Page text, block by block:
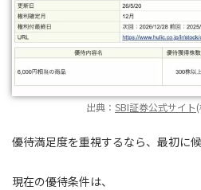
出典： SBI証券公式サイト
優待満足度を重視するなら、最初に
現在の優待条件は、